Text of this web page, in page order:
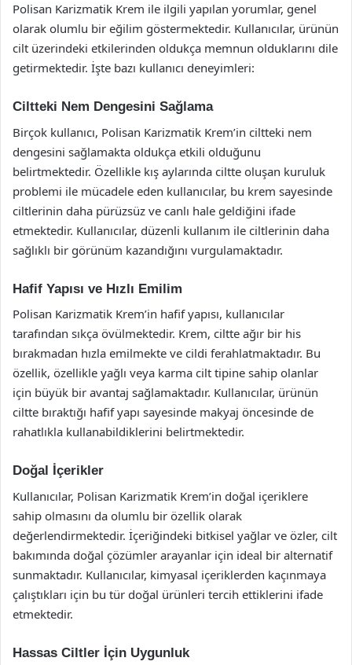
Polisan Karizmatik Krem ile ilgili yapılan yorumlar, genel
olarak olumlu bir eğilim göstermektedir. Kullanıcılar, ürünün
cilt üzerindeki etkilerinden oldukça memnun olduklarını dile
getirmektedir. İşte bazı kullanıcı deneyimleri:
Ciltteki Nem Dengesini Sağlama
Birçok kullanıcı, Polisan Karizmatik Krem’in ciltteki nem
dengesini sağlamakta oldukça etkili olduğunu
belirtmektedir. Özellikle kış aylarında ciltte oluşan kuruluk
problemi ile mücadele eden kullanıcılar, bu krem sayesinde
ciltlerinin daha pürüzsüz ve canlı hale geldiğini ifade
etmektedir. Kullanıcılar, düzenli kullanım ile ciltlerinin daha
sağlıklı bir görünüm kazandığını vurgulamaktadır.
Hafif Yapısı ve Hızlı Emilim
Polisan Karizmatik Krem’in hafif yapısı, kullanıcılar
tarafından sıkça övülmektedir. Krem, ciltte ağır bir his
bırakmadan hızla emilmekte ve cildi ferahlatmaktadır. Bu
özellik, özellikle yağlı veya karma cilt tipine sahip olanlar
için büyük bir avantaj sağlamaktadır. Kullanıcılar, ürünün
ciltte bıraktığı hafif yapı sayesinde makyaj öncesinde de
rahatlıkla kullanabildiklerini belirtmektedir.
Doğal İçerikler
Kullanıcılar, Polisan Karizmatik Krem’in doğal içeriklere
sahip olmasını da olumlu bir özellik olarak
değerlendirmektedir. İçeriğindeki bitkisel yağlar ve özler, cilt
bakımında doğal çözümler arayanlar için ideal bir alternatif
sunmaktadır. Kullanıcılar, kimyasal içeriklerden kaçınmaya
çalıştıkları için bu tür doğal ürünleri tercih ettiklerini ifade
etmektedir.
Hassas Ciltler İçin Uygunluk